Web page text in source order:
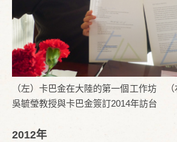
（左）卡巴金在大陸的第一個工作坊 （
吳毓瑩教授與卡巴金簽訂2014年訪台
2012年